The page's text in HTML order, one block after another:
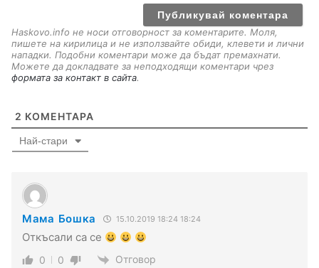
Haskovo.info не носи отговорност за коментарите. Моля,
пишете на кирилица и не използвайте обиди, клевети и лични
нападки. Подобни коментари може да бъдат премахнати.
Можете да докладвате за неподходящи коментари чрез
формата за контакт в сайта.
2 КОМЕНТАРА
Най-стари
Мама Бошка 15.10.2019 18:24 18:24
Откъсали са се
0 0 Отговор